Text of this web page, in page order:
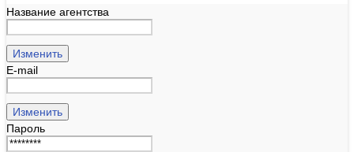
Название агентства
Изменить
E-mail
Изменить
Пароль